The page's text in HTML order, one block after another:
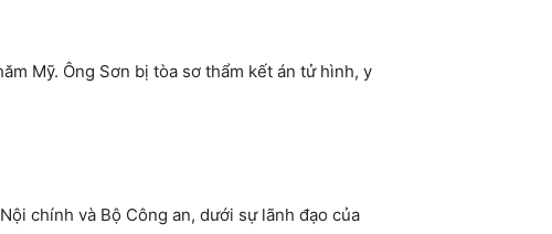
Mỹ. Ông Sơn bị tòa sơ thẩm kết án tử hình, y
chính và Bộ Công an, dưới sự lãnh đạo của